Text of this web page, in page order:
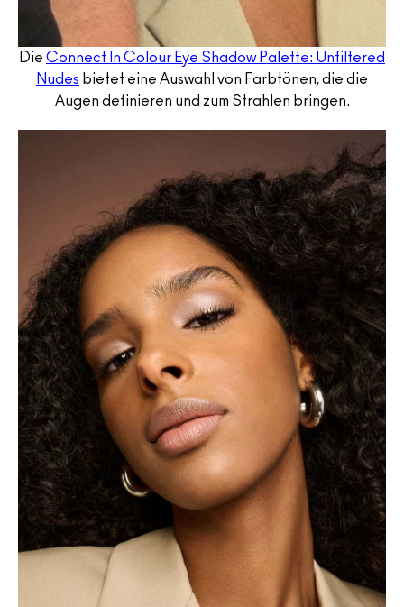
Die Connect In Colour Eye Shadow Palette: Unfiltered
Nudes bietet eine Auswahl von Farbtönen, die die
Augen definieren und zum Strahlen bringen.